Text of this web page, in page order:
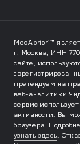
MedApriori™
г. Москва, ИНН
сайте,
претендуем на
веб-аналитики
сервис
активности. Вы
браузера.
узнать здесь.